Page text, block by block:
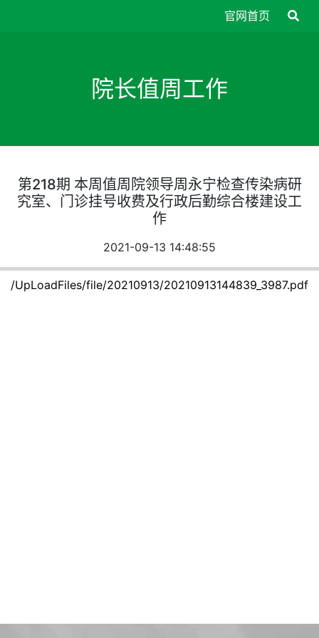
官网首页
院长值周工作
第218期 本周值周院领导周永宁检查传染病研
究室、门诊挂号收费及行政后勤综合楼建设工
作
2021-09-13 14:48:55
/UpLoadFiles/file/20210913/20210913144839_3987.pdf